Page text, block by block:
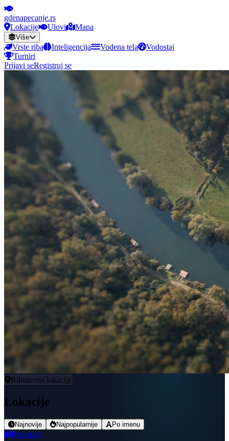
gdenapecanje.rs
Lokacije
Ulovi Mapa
Više
Vrste riba Inteligencija Vodena tela
Vodostaj
Turniri
Prijavi seRegistruj se
Ribolovne lokacije
Lokacije
Najnovije Najpopularnije Po imenu
Na mapi